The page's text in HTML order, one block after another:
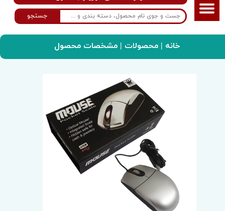
جستجو
ترازوی دیجیتال مدل Mouse scale
خانه | محصولات | مشخصات محصول